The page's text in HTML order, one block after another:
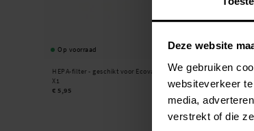
Deze website
We gebruiken
websiteverkeer
media,
verstrekt of die
Op voorraad
HEPA-filter - geschikt voor Ecovacs Deebot
X1
€ 5,95